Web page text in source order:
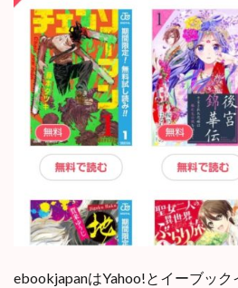
ebookjapanはYahoo!とイーブッ